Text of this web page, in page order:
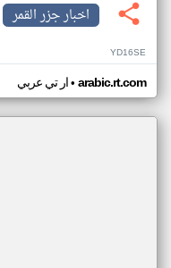
اخبار جزر القمر
YD16SE
ار تي عربي• arabic.rt.com